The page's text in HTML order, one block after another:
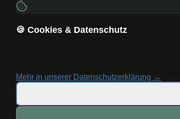
🍪 Cookies & Datenschutz
Mehr in unserer Datenschutzerklärung →